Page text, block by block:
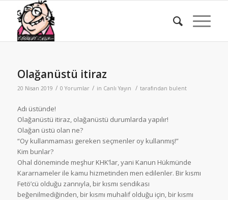
Olağanüstü itiraz
20 Nisan 2019 / 0 Yorumlar / in Canlı Yayın / tarafından bulent
Adı üstünde!
Olağanüstü itiraz, olağanüstü durumlarda yapılır!
Olağan üstü olan ne?
“Oy kullanmaması gereken seçmenler oy kullanmış!”
Kim bunlar?
Ohal döneminde meşhur KHK’lar, yani Kanun Hükmünde
Kararnameler ile kamu hizmetinden men edilenler. Bir kısmı
Fetö’cü olduğu zannıyla, bir kısmı sendikası
beğenilmediğinden, bir kısmı muhalif olduğu için, bir kısmı